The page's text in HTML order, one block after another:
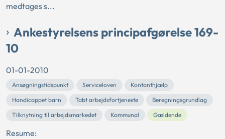
medtages s...
Ankestyrelsens principafgørelse 169-
10
01-01-2010
Ansøgningstidspunkt Serviceloven
Kontanthjælp
Handicappet barn
Tabt arbejdsfortjeneste
Beregningsgrundlag
Tilknytning til arbejdsmarkedet
Kommunal Gældende
Resume: